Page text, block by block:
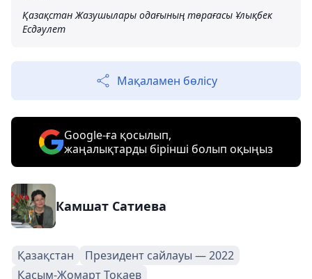
Қазақстан Жазушылары одағының төрағасы Ұлықбек
Есдәулет
Мақаламен бөлісу
Google-ға қосылып,
жаңалықтарды бірінші болып оқыңыз
Камшат Сатиева
Қазақстан
Президент сайлауы — 2022
Қасым-Жомарт Тоқаев